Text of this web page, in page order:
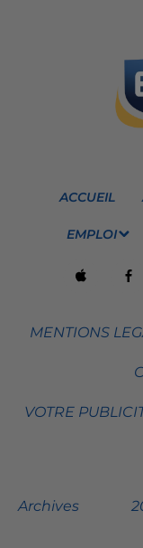
ACCUEIL
EMPLOI
MENTIONS
VOTRE
Archives